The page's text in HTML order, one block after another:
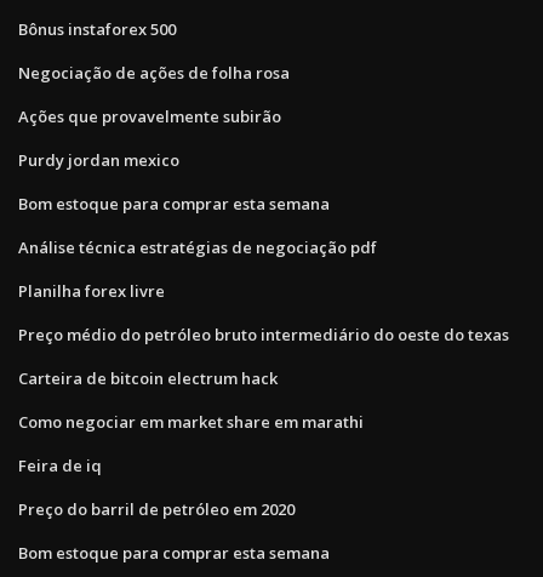
Bônus instaforex 500
Negociação de ações de folha rosa
Ações que provavelmente subirão
Purdy jordan mexico
Bom estoque para comprar esta semana
Análise técnica estratégias de negociação pdf
Planilha forex livre
Preço médio do petróleo bruto intermediário do oeste do texas
Carteira de bitcoin electrum hack
Como negociar em market share em marathi
Feira de iq
Preço do barril de petróleo em 2020
Bom estoque para comprar esta semana